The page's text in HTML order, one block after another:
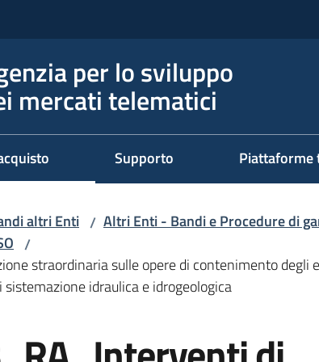
per lo sviluppo
mercati telematici
Supporto Piattaforme
altri Enti / Altri Enti - Bandi e Procedure di
/
straordinaria sulle opere di contenimento degli
idraulica e idrogeologica